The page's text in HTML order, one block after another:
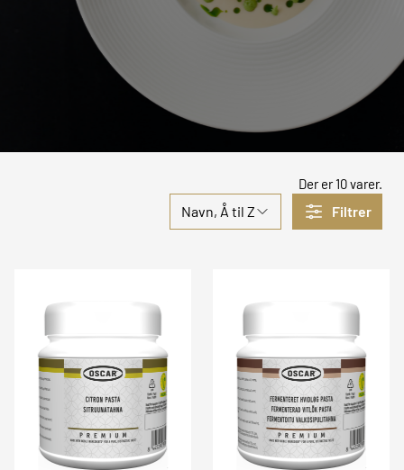
Der er 10 varer.
Navn, Å til Z Filtrer